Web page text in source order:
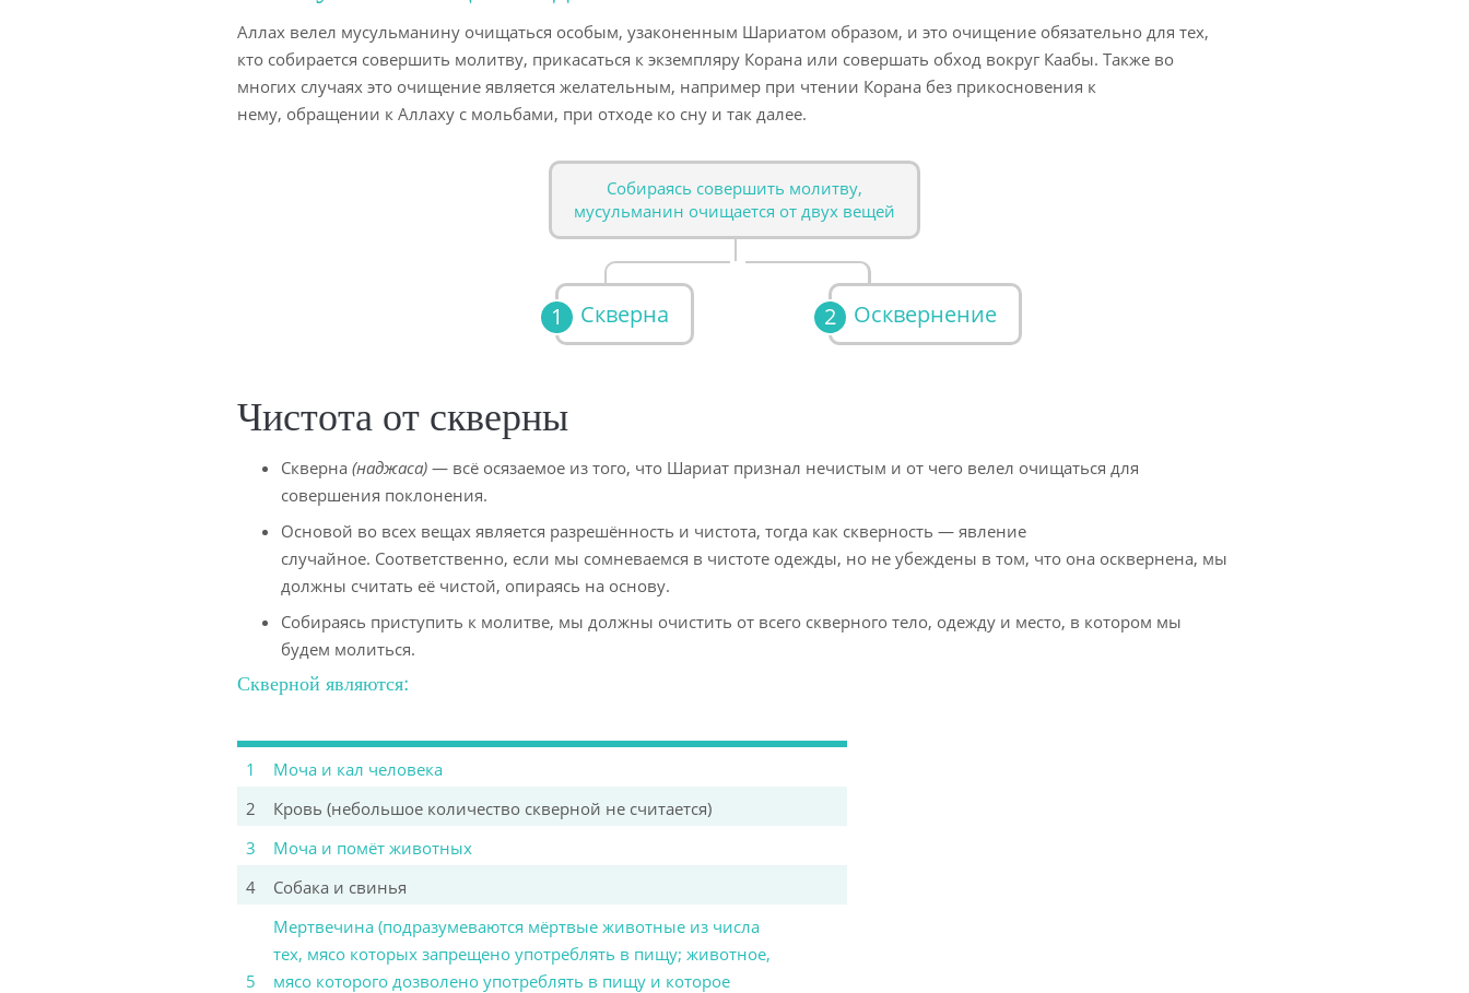
Аллах велел мусульманину очищаться особым, узаконенным Шариатом образом, и это очищение обязательно для тех,
кто собирается совершить молитву, прикасаться к экземпляру Корана или совершать обход вокруг Каабы. Также во
многих случаях это очищение является желательным, например при чтении Корана без прикосновения к
нему, обращении к Аллаху с мольбами, при отходе ко сну и так далее.
Собираясь совершить молитву,
мусульманин очищается от двух вещей
Скверна Осквернение
Чистота от скверны
Скверна (наджаса) — всё осязаемое из того, что Шариат признал нечистым и от чего велел очищаться для
совершения поклонения.
Основой во всех вещах является разрешённость и чистота, тогда как скверность — явление
случайное. Соответственно, если мы сомневаемся в чистоте одежды, но не убеждены в том, что она осквернена, мы
должны считать её чистой, опираясь на основу.
Собираясь приступить к молитве, мы должны очистить от всего скверного тело, одежду и место, в котором мы
будем молиться.
Скверной являются:
1
Моча и кал человека
2
Кровь (небольшое количество скверной не считается)
3
Моча и помёт животных
4
Собака и свинья
5
Мертвечина (подразумеваются мёртвые животные из числа
тех, мясо которых запрещено употреблять в пищу; животное,
мясо которого дозволено употреблять в пищу и которое